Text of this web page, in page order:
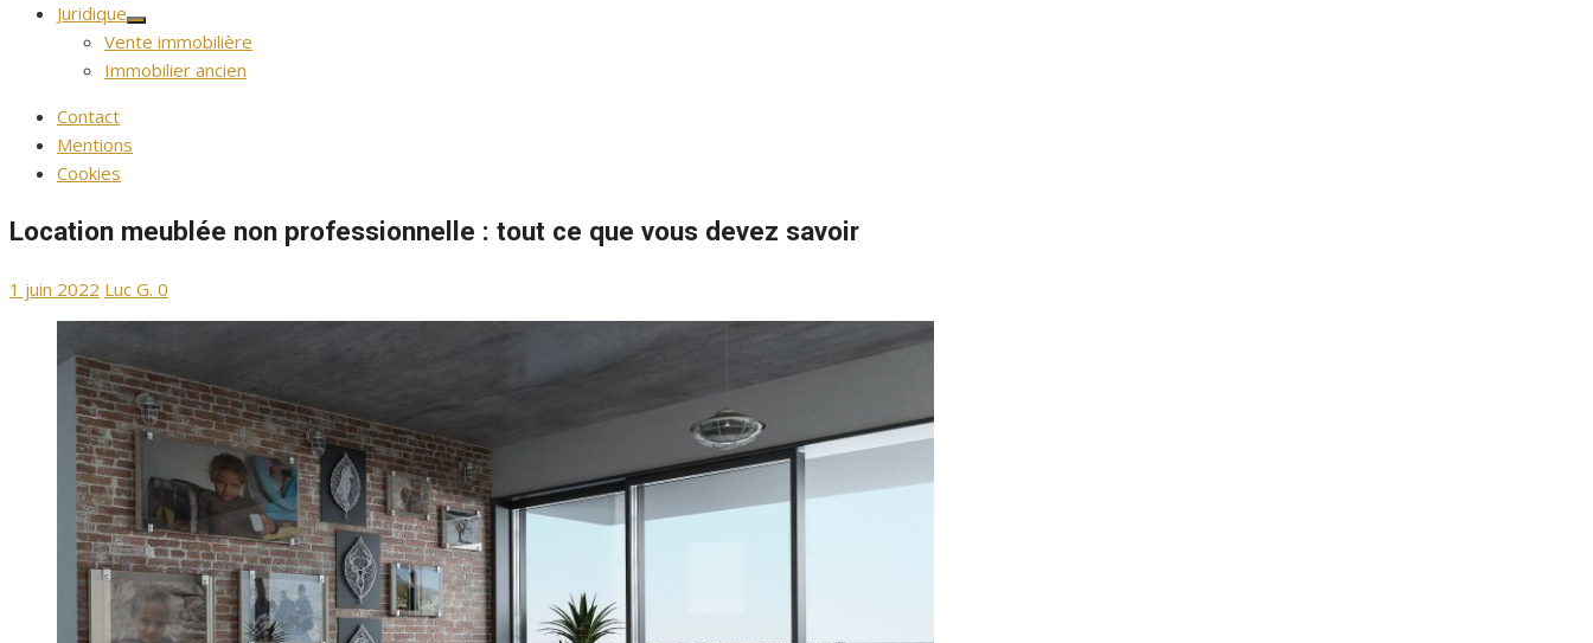
Juridique
Afficher
le
sous-
menu
Vente immobilière
Immobilier ancien
Contact
Mentions
Cookies
Location meublée non professionnelle : tout ce que vous devez savoir
Publié
1 juin 2022 Auteur/autrice
Luc G. 0